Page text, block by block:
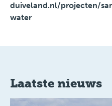
duiveland.nl/projecten/
water
Laatste nieuws